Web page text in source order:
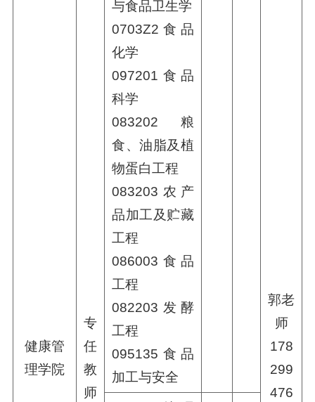
健康管
理学院
专
任
教
师
与食品卫生学
0703Z2食品
化学
097201食品
科学
083202粮
食、油脂及植
物蛋白工程
083203农产
品加工及贮藏
工程
086003食品
工程
082203发酵
工程
095135食品
加工与安全
郭老
师
178
299
476